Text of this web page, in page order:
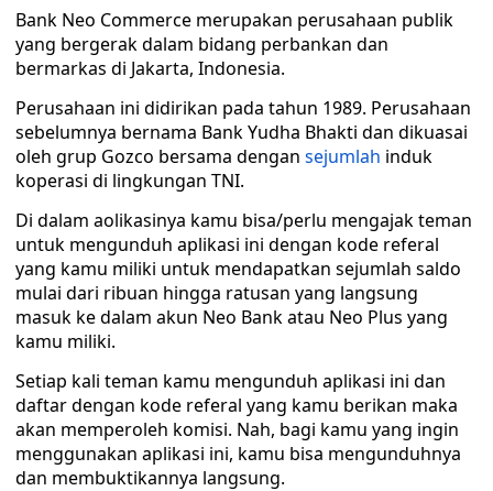
Bank Neo Commerce merupakan perusahaan publik
yang bergerak dalam bidang perbankan dan
bermarkas di Jakarta, Indonesia.
Perusahaan ini didirikan pada tahun 1989. Perusahaan
sebelumnya bernama Bank Yudha Bhakti dan dikuasai
oleh grup Gozco bersama dengan sejumlah induk
koperasi di lingkungan TNI.
Di dalam aolikasinya kamu bisa/perlu mengajak teman
untuk mengunduh aplikasi ini dengan kode referal
yang kamu miliki untuk mendapatkan sejumlah saldo
mulai dari ribuan hingga ratusan yang langsung
masuk ke dalam akun Neo Bank atau Neo Plus yang
kamu miliki.
Setiap kali teman kamu mengunduh aplikasi ini dan
daftar dengan kode referal yang kamu berikan maka
akan memperoleh komisi. Nah, bagi kamu yang ingin
menggunakan aplikasi ini, kamu bisa mengunduhnya
dan membuktikannya langsung.